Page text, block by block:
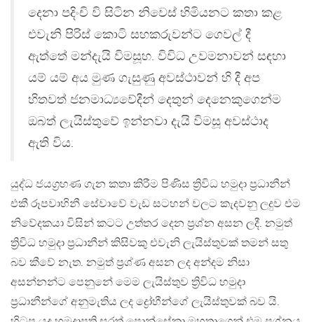
දෙනා පදිංචි වි සිටින නිවෙස් හිමියනට කතා කළ
එවැනි පිරිස් කොටි සහකරුවන්ට ගෙවල් දී
ඇත්තේ මන්දැයි විමසූහ. විවිධ උවමනාවන් සඳහා
යම් යම් අය මුණ ගැසුණු අවස්ථාවන් හි දී අප
හිතවත් ජනමාධ්‍යවේදීන් දෙතුන් දෙනෙකුගෙන්ම
ඔබත් ලැයිස්තුවේ ඉන්නවා දැයි විමසූ අවස්ථාද
ඇති විය.
යුද්ධ ජයග්‍රහණ ගැන කතා කිරීම පිණිස ත්‍රිවිධ හමුදා ප්‍රධානීන්
එකී රූපවාහිනී සේවාවේ වැඩ සටහන් වලට කැදවනු ලදුව එම
නිවේදකයා විසින් කටට උත්තර දෙන ප්‍රශ්න අසන ලදී. නමුත්
ත්‍රිවිධ හමුදා ප්‍රධානීන් කිසිවකු එවැනි ලැයිස්තුවක් තමන් සතු
බව කීවේ නැත. නමුත් ප්‍රශ්ණ අසන ලද අන්දම නිසා
අසන්නන්ට පෙනුනේ මෙම ලැයිස්තුව ත්‍රිවිධ හමුදා
ප්‍රධානීන්ගේ අනුමැතිය ලද ද්‍රෝහීන්ගේ ලැයිස්තුවක් බව යි.